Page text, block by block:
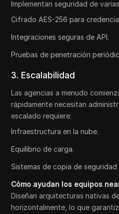
Implementan seguridad de
Cifrado AES-256 para
Integraciones seguras de API.
Pruebas de penetración
3. Escalabilidad
Las agencias a menudo
rápidamente necesitan
escalado requiere:
Infraestructura en la nube.
Equilibrio de carga.
Sistemas de copia de
Cómo ayudan los equipos
Diseñan arquitecturas nativas
horizontalmente, lo que